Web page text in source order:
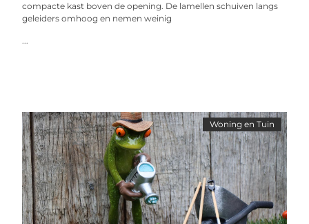
compacte kast boven de opening. De lamellen schuiven langs
geleiders omhoog en nemen weinig
...
Woning en Tuin